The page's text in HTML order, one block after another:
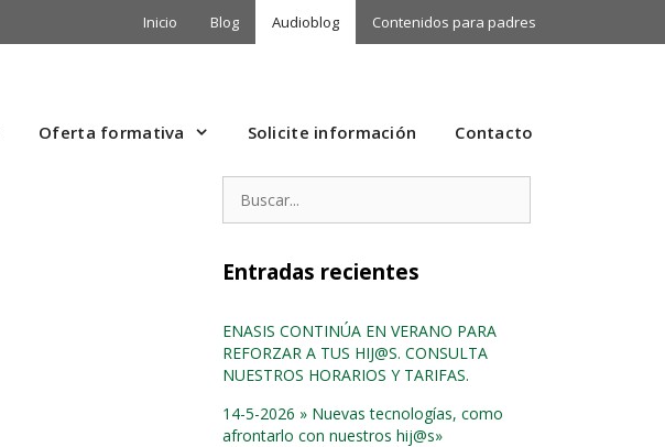
Inicio Blog Audioblog Contenidos para padres
Oferta formativa Solicite información Contacto
Entradas recientes
ENASIS CONTINÚA EN VERANO PARA
REFORZAR A TUS HIJ@S. CONSULTA
NUESTROS HORARIOS Y TARIFAS.
14-5-2026 » Nuevas tecnologías, como
afrontarlo con nuestros hij@s»